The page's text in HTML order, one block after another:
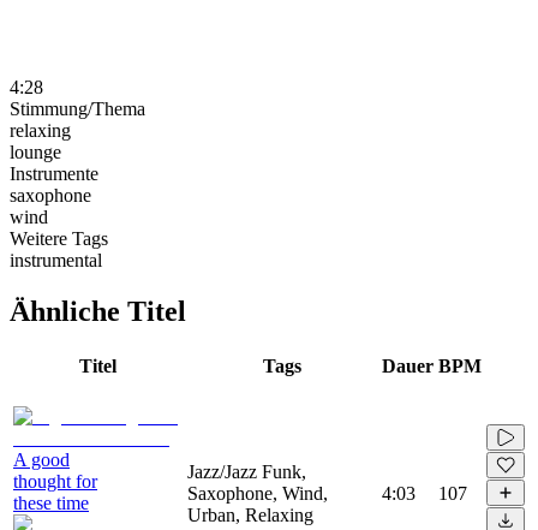
4:28
Stimmung/Thema
relaxing
lounge
Instrumente
saxophone
wind
Weitere Tags
instrumental
Ähnliche Titel
Titel Tags Dauer BPM
A good
thought for
these time
Jazz/Jazz Funk,
Saxophone, Wind,
Urban, Relaxing
4:03 107